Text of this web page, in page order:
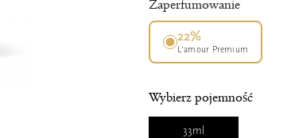
Zaperfumowanie
22%
L’amour Premium
Wybierz pojemność
33ml